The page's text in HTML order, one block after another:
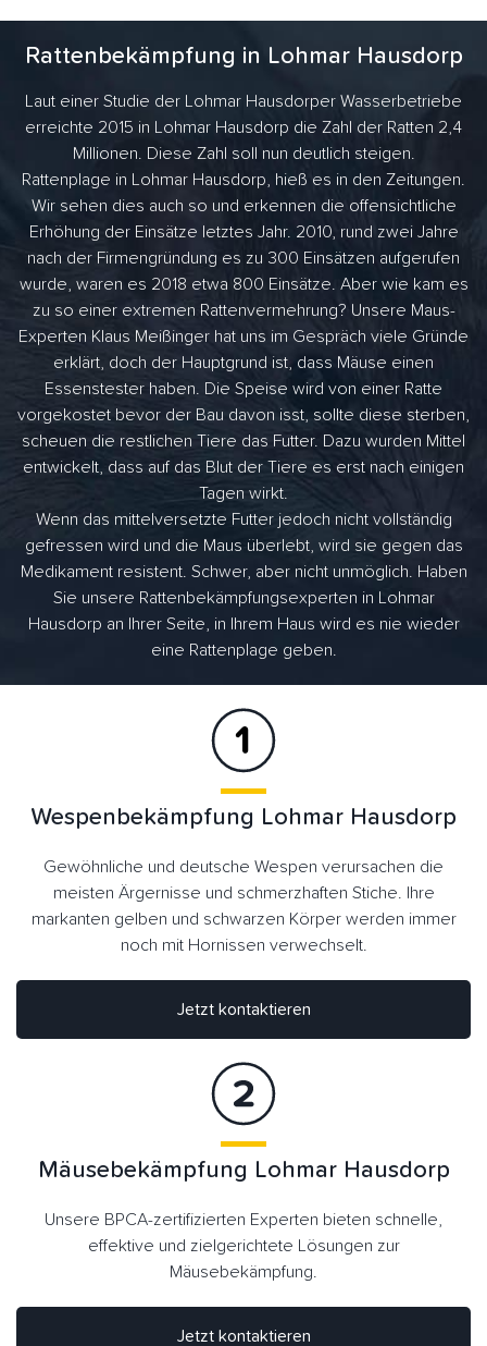
Rattenbekämpfung in Lohmar Hausdorp
Laut einer Studie der Lohmar Hausdorper Wasserbetriebe
erreichte 2015 in Lohmar Hausdorp die Zahl der Ratten 2,4
Millionen. Diese Zahl soll nun deutlich steigen.
Rattenplage in Lohmar Hausdorp, hieß es in den Zeitungen.
Wir sehen dies auch so und erkennen die offensichtliche
Erhöhung der Einsätze letztes Jahr. 2010, rund zwei Jahre
nach der Firmengründung es zu 300 Einsätzen aufgerufen
wurde, waren es 2018 etwa 800 Einsätze. Aber wie kam es
zu so einer extremen Rattenvermehrung? Unsere Maus-
Experten Klaus Meißinger hat uns im Gespräch viele Gründe
erklärt, doch der Hauptgrund ist, dass Mäuse einen
Essenstester haben. Die Speise wird von einer Ratte
vorgekostet bevor der Bau davon isst, sollte diese sterben,
scheuen die restlichen Tiere das Futter. Dazu wurden Mittel
entwickelt, dass auf das Blut der Tiere es erst nach einigen
Tagen wirkt.
Wenn das mittelversetzte Futter jedoch nicht vollständig
gefressen wird und die Maus überlebt, wird sie gegen das
Medikament resistent. Schwer, aber nicht unmöglich. Haben
Sie unsere Rattenbekämpfungsexperten in Lohmar
Hausdorp an Ihrer Seite, in Ihrem Haus wird es nie wieder
eine Rattenplage geben.
Wespenbekämpfung Lohmar Hausdorp
Gewöhnliche und deutsche Wespen verursachen die
meisten Ärgernisse und schmerzhaften Stiche. Ihre
markanten gelben und schwarzen Körper werden immer
noch mit Hornissen verwechselt.
Jetzt kontaktieren
Jetzt kontaktieren
Mäusebekämpfung Lohmar Hausdorp
Unsere BPCA-zertifizierten Experten bieten schnelle,
effektive und zielgerichtete Lösungen zur
Mäusebekämpfung.